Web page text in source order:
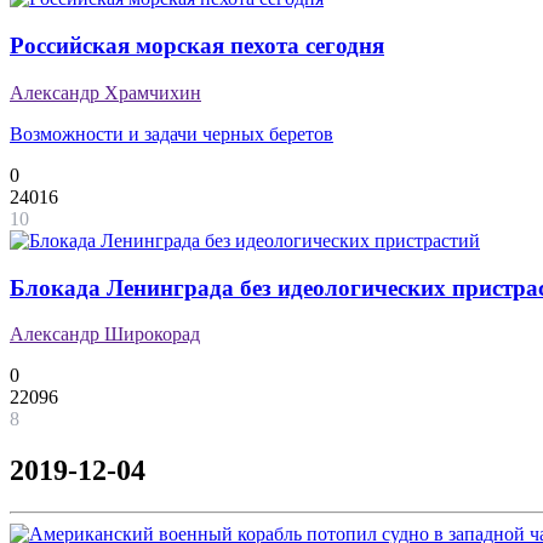
Российская морская пехота сегодня
Александр Храмчихин
Возможности и задачи черных беретов
0
24016
10
Блокада Ленинграда без идеологических
Александр Широкорад
0
22096
8
2019-12-04